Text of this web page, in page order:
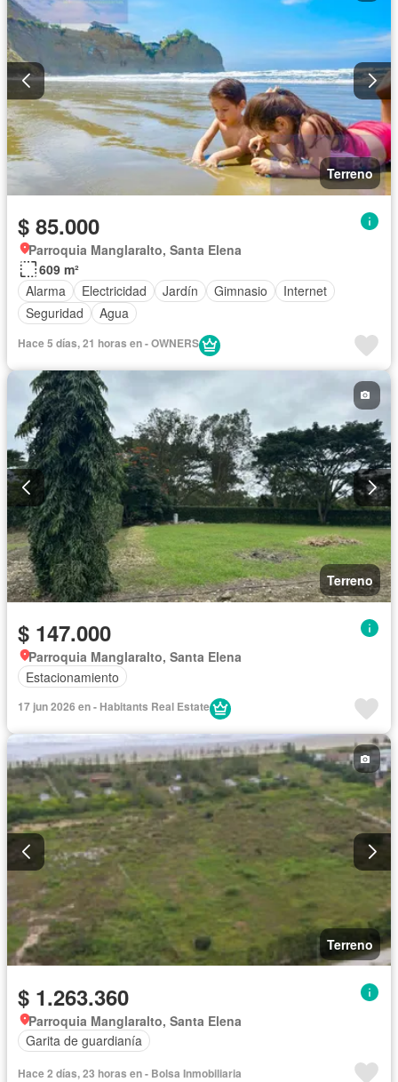
Terreno
$ 85.000
Parroquia Manglaralto, Santa Elena
609 m²
Alarma
Electricidad Jardín Gimnasio
Internet
Seguridad
Agua
Hace 5 días, 21 horas en - OWNERS
Terreno
$ 147.000
Parroquia Manglaralto, Santa Elena
Estacionamiento
17 jun 2026 en - Habitants Real Estate
Terreno
$ 1.263.360
Parroquia Manglaralto, Santa Elena
Garita de guardianía
Hace 2 días, 23 horas en - Bolsa Inmobiliaria